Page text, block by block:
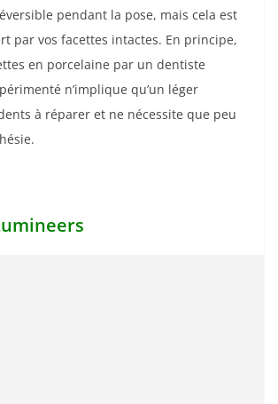
pendant la pose, mais cela est
par vos facettes intactes. En principe,
en porcelaine par un dentiste
n’implique qu’un léger
à réparer et ne nécessite que peu